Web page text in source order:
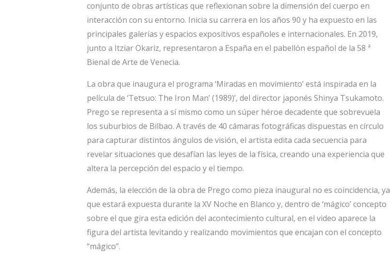
conjunto de obras artísticas que reflexionan sobre la dimensión del cuerpo en
interacción con su entorno. Inicia su carrera en los años 90 y ha expuesto en las
principales galerías y espacios expositivos españoles e internacionales. En 2019,
junto a Itziar Okariz, representaron a España en el pabellón español de la 58 ª
Bienal de Arte de Venecia.
La obra que inaugura el programa ‘Miradas en movimiento’ está inspirada en la
película de ‘Tetsuo: The Iron Man’ (1989)’, del director japonés Shinya Tsukamoto.
Prego se representa a sí mismo como un súper héroe decadente que sobrevuela
los suburbios de Bilbao. A través de 40 cámaras fotográficas dispuestas en círculo
para capturar distintos ángulos de visión, el artista edita cada secuencia para
revelar situaciones que desafían las leyes de la física, creando una experiencia que
altera la percepción del espacio y el tiempo.
Además, la elección de la obra de Prego como pieza inaugural no es coincidencia, ya
que estará expuesta durante la XV Noche en Blanco y, dentro de ‘mágico’ concepto
sobre el que gira esta edición del acontecimiento cultural, en el video aparece la
figura del artista levitando y realizando movimientos que encajan con el concepto
“mágico”.